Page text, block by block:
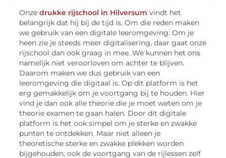
Onzedrukke rijschool in Hilversum vindt het
belangrijk dat hij bij de tijd is. Om die reden maken
we gebruik van een digitale leeromgeving. Om je
heen zie je steeds meer digitalisering, daar gaat onze
rijschool dan ook graag in mee. We kunnen het ons
namelijk niet veroorloven om achter te blijven.
Daarom maken we dus gebruik van een
leeromgeving die digitaal is. Op dit platform is het
erg gemakkelijk om je voortgang bij te houden. Hier
vind je dan ook alle theorie die je moet weten om je
theorie examen te gaan halen. Door dit digitale
platform is het ook simpel om je sterke en zwakke
punten te ontdekken. Maar niet alleen je
theoretische sterke en zwakke plekken worden
bijgehouden, ook de voortgang van de rijlessen zelf